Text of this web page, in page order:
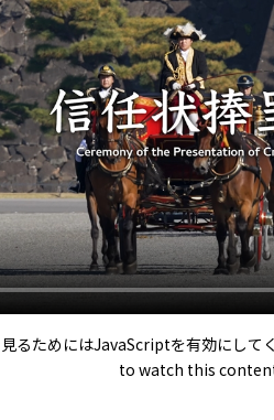
るためにはJavaScriptを有効にし
to watch this